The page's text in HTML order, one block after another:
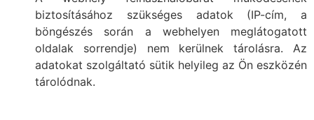
biztosításához szükséges adatok (IP-cím, a
böngészés során a webhelyen meglátogatott
oldalak sorrendje) nem kerülnek tárolásra. Az
adatokat szolgáltató sütik helyileg az Ön eszközén
tárolódnak.